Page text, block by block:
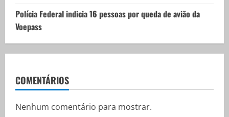
Polícia Federal indicia 16 pessoas por queda de avião da
Voepass
COMENTÁRIOS
Nenhum comentário para mostrar.